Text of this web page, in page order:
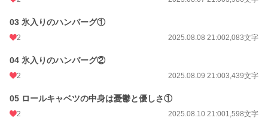
文字数 60,303
週間ポイント
03 氷入りのハンバーグ①
2 2025.08.08 21:002,083文字
04 氷入りのハンバーグ②
2 2025.08.09 21:003,439文字
05 ロールキャベツの中身は憂鬱と優しさ①
2 2025.08.10 21:001,598文字